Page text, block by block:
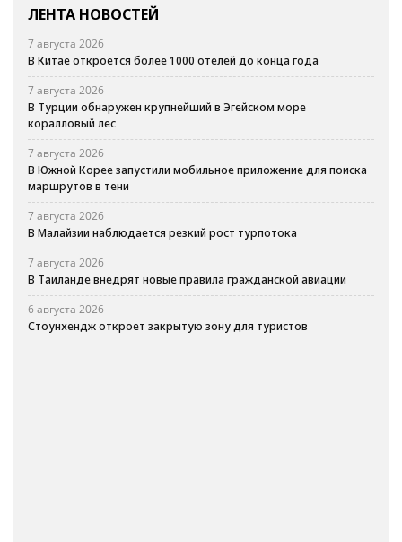
ЛЕНТА НОВОСТЕЙ
7 августа 2026
В Китае откроется более 1000 отелей до конца года
7 августа 2026
В Турции обнаружен крупнейший в Эгейском море
коралловый лес
7 августа 2026
В Южной Корее запустили мобильное приложение для поиска
маршрутов в тени
7 августа 2026
В Малайзии наблюдается резкий рост турпотока
7 августа 2026
В Таиланде внедрят новые правила гражданской авиации
6 августа 2026
Стоунхендж откроет закрытую зону для туристов